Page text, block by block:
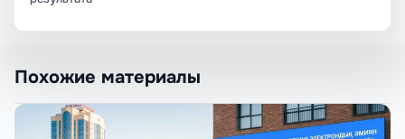
Похожие материалы